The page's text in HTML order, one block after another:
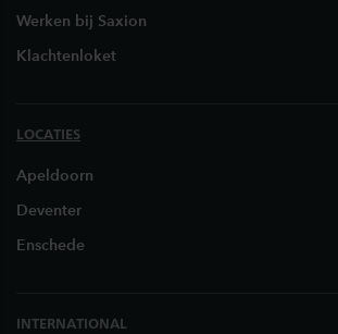
Werken bij Saxion
Klachtenloket
LOCATIES
Apeldoorn
Deventer
Enschede
INTERNATIONAL